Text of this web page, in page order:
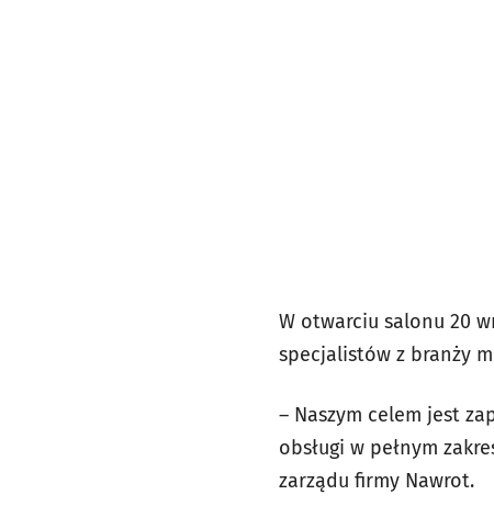
W otwarciu salonu 20
specjalistów z branży
– Naszym celem jest
obsługi w pełnym
zarządu firmy Nawrot.